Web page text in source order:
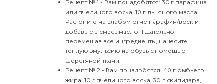
Рецепт № 1 - Вам понадобятся: 30 г парафина
или пчелиного воска, 10 г льняного масла.
Растопите на слабом огне парафин/воск и
добавьте в смесь масло. Тщательно
перемешав все ингредиенты, нанесите
теплую эмульсию на обувь с помощью
шерстяной ткани.
Рецепт № 2 - Вам понадобятся: 40 г рыбьего
жира, 10 г пчелиного воска, 30 г скипидара,